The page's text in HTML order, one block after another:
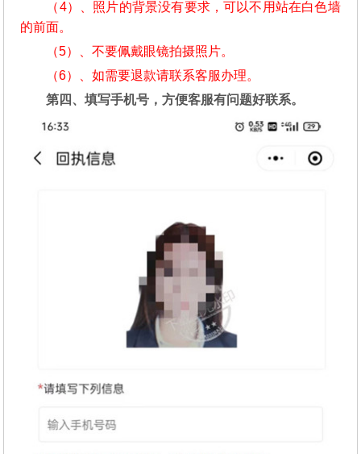
（4）、照片的背景没有要求，可以不用站在白色墙
的前面。
（5）、不要佩戴眼镜拍摄照片。
（6）、如需要退款请联系客服办理。
第四、填写手机号，方便客服有问题好联系。